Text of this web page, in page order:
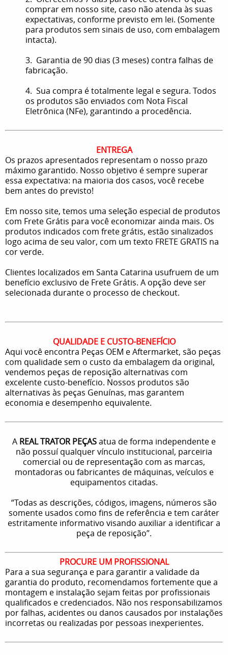
comprar em nosso site, caso não atenda às suas
expectativas, conforme previsto em lei. (Somente
para produtos sem sinais de uso, com embalagem
intacta).
3. Garantia de 90 dias (3 meses) contra falhas de
fabricação.
4. Sua compra é totalmente legal e segura. Todos
os produtos são enviados com Nota Fiscal
Eletrônica (NFe), garantindo a procedência.
ENTREGA
Os prazos apresentados representam o nosso prazo
máximo garantido. Nosso objetivo é sempre superar
essa expectativa: na maioria dos casos, você recebe
bem antes do previsto!
Em nosso site, temos uma seleção especial de produtos
com Frete Grátis para você economizar ainda mais. Os
produtos indicados com frete grátis, estão sinalizados
logo acima de seu valor, com um texto FRETE GRATIS na
cor verde.
Clientes localizados em Santa Catarina usufruem de um
benefício exclusivo de Frete Grátis. A opção deve ser
selecionada durante o processo de checkout.
QUALIDADE E CUSTO-BENEFÍCIO
Aqui você encontra Peças OEM e Aftermarket, são peças
com qualidade sem o custo da embalagem da original,
vendemos peças de reposição alternativas com
excelente custo-benefício. Nossos produtos são
alternativas às peças Genuínas, mas garantem
economia e desempenho equivalente.
A REAL TRATOR PEÇASatua de forma independente e
não possuí qualquer vínculo institucional, parceiria
comercial ou de representação com as marcas,
montadoras ou fabricantes de máquinas, veículos e
equipamentos citadas.
“Todas as descrições, códigos, imagens, números são
somente usados como fins de referência e tem caráter
estritamente informativo visando auxiliar a identificar a
peça de reposição”.
PROCURE UM PROFISSIONAL
Para a sua segurança e para garantir a validade da
garantia do produto, recomendamos fortemente que a
montagem e instalação sejam feitas por profissionais
qualificados e credenciados. Não nos responsabilizamos
por falhas, acidentes ou danos causados por instalações
incorretas ou realizadas por pessoas inexperientes.